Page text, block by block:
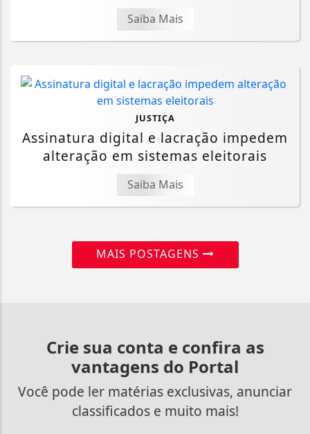
Saiba Mais
JUSTIÇA
Assinatura digital e lacração impedem
alteração em sistemas eleitorais
Saiba Mais
MAIS POSTAGENS
Crie sua conta e confira as
vantagens do Portal
Você pode ler matérias exclusivas, anunciar
classificados e muito mais!